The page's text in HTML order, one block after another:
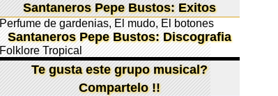
Santaneros Pepe Bustos: Exitos
Perfume de gardenias, El mudo, El botones
Santaneros Pepe Bustos: Discografia
Folklore Tropical
Te gusta este grupo musical?
Compartelo !!